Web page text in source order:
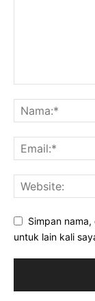
Simpan
untuk lain kali